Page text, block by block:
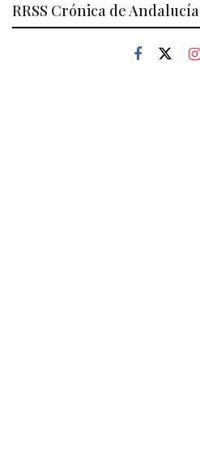
RRSS Crónica de Andalucía